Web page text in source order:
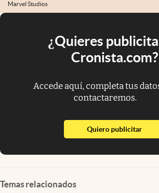
Marvel Studios
¿Quieres
Cronista.com?
Accede aquí, completa tus
contactaremos.
Quiero publicitarabre
Temas relacionados